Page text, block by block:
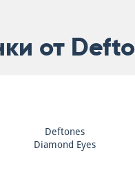
от
Deftones
Diamond Eyes